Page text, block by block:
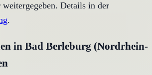
weitergegeben. Details in der
.
in Bad Berleburg (Nordrhein-